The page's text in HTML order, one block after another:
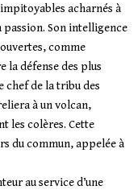
acharnés à
passion. Son intelligence
comme
la défense des plus
chef de la tribu des
à un volcan,
les colères. Cette
du commun, appelée à
au service d’une